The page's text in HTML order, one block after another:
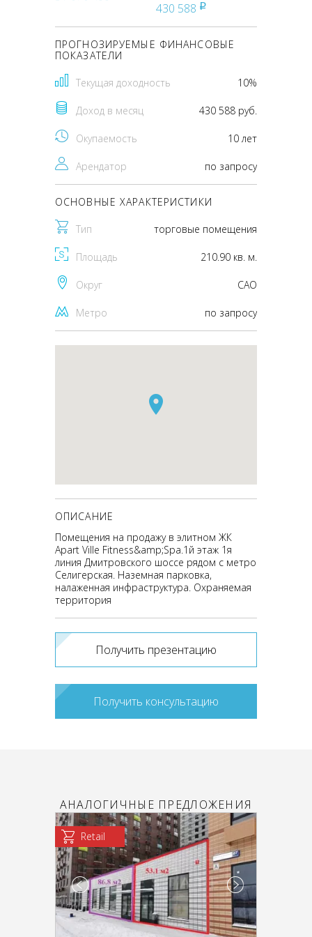
430 588 pуб
ПРОГНОЗИРУЕМЫЕ ФИНАНСОВЫЕ
ПОКАЗАТЕЛИ
Текущая доходность 10%
Доход в месяц 430 588 руб.
Окупаемость 10 лет
Арендатор по запросу
ОСНОВНЫЕ ХАРАКТЕРИСТИКИ
Тип торговые помещения
Площадь 210.90 кв. м.
Округ CАО
Метро по запросу
ОПИСАНИЕ
Помещения на продажу в элитном ЖК
Apart Ville Fitness&amp;Spa.1й этаж 1я
линия Дмитровского шоссе рядом с метро
Селигерская. Наземная парковка,
налаженная инфраструктура. Охраняемая
территория
Получить презентацию
Получить консультацию
АНАЛОГИЧНЫЕ ПРЕДЛОЖЕНИЯ
Retail